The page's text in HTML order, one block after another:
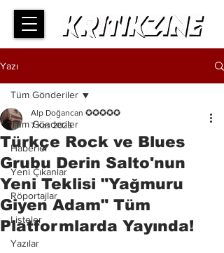
Yazı
Tüm Gönderiler
Haberler
Yeni Çıkanlar
Röportajlar
Listeler
Yazılar
Tüm Gönderiler
Türkçe Rock ve Blues
Grubu Derin Salto'nun
Yeni Teklisi "Yağmuru
Giyen Adam" Tüm
Platformlarda Yayında!
Alp Doğancan ✪✪✪✪✪
7 Kas 2025